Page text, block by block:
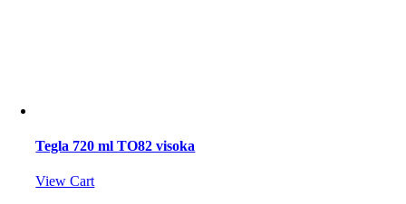
Tegla 720 ml TO82 visoka
View Cart